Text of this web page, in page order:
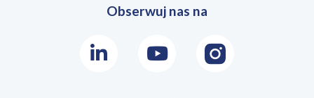
Obserwuj nas na
LinkedInYoutubeInstagram